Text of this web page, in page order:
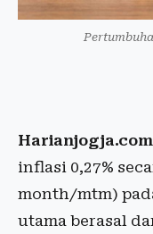
inflasi 0,27%
month/mtm)
utama berasal